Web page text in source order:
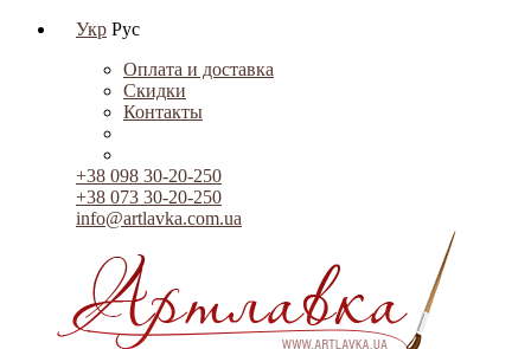
Укр Рус
Оплата и доставка
Скидки
Контакты
+38 098 30-20-250
+38 073 30-20-250
info@artlavka.com.ua